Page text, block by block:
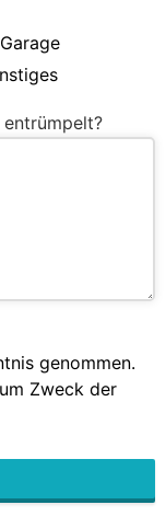
Garage
genommen.
Zweck der